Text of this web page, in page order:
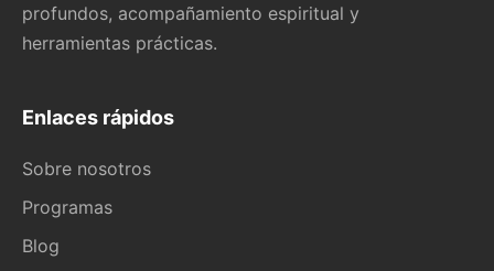
profundos, acompañamiento espiritual y
herramientas prácticas.
Enlaces rápidos
Sobre nosotros
Programas
Blog